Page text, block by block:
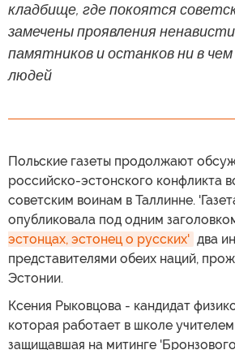
кладбище, где покоятся
замечены проявления
памятников и останков ни в
людей
Польские газеты продолжают
российско-эстонского конфликта
советским воинам в Таллинне.
опубликовала под одним
эстонцах, эстонец о русских' два
представителями обеих наций,
Эстонии.
Ксения Рыковцова - кандидат
которая работает в школе
защищавшая на митинге